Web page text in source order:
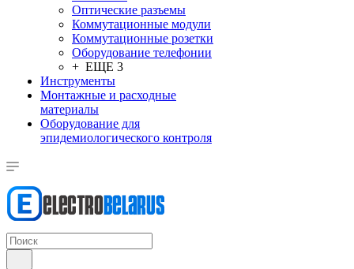
Оптические разъемы
Коммутационные модули
Коммутационные розетки
Оборудование телефонии
+ ЕЩЕ 3
Инструменты
Монтажные и расходные
материалы
Оборудование для
эпидемиологического контроля